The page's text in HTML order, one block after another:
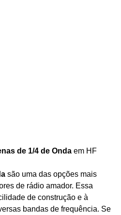
de 1/4 de Onda em HF
são uma das opções mais
de rádio amador. Essa
de construção e à
bandas de frequência. Se